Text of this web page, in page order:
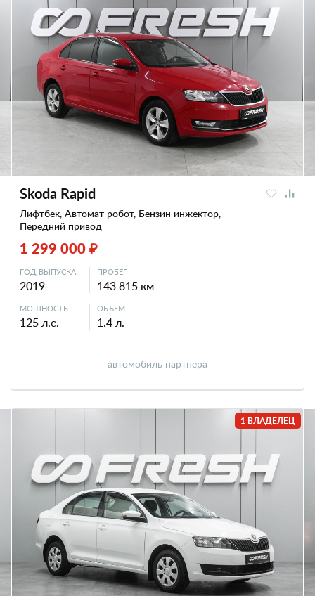
Skoda Rapid
Лифтбек, Автомат робот, Бензин инжектор,
Передний привод
1 299 000 ₽
ГОД ВЫПУСКА
2019
ПРОБЕГ
143 815 км
МОЩНОСТЬ
125 л.с.
ОБЪЕМ
1.4 л.
автомобиль партнера
1 ВЛАДЕЛЕЦ